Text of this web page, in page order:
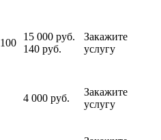
15 000 руб.
140 руб.
Закажите
услугу
4 000 руб.
Закажите
услугу